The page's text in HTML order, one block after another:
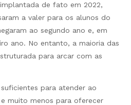
de fato em 2022,
a valer para os alunos do
ao segundo ano e, em
ano. No entanto, a maioria das
para arcar com as
para atender ao
muito menos para oferecer